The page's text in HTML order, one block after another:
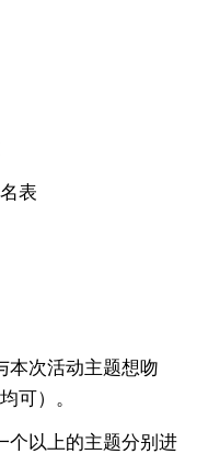
表
本次活动主题想吻
可）。
个以上的主题分别进